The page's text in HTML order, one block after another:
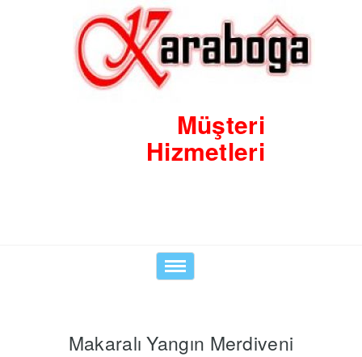
Müşteri
Hizmetleri
Toggle
navigation
Makaralı Yangın Merdiveni